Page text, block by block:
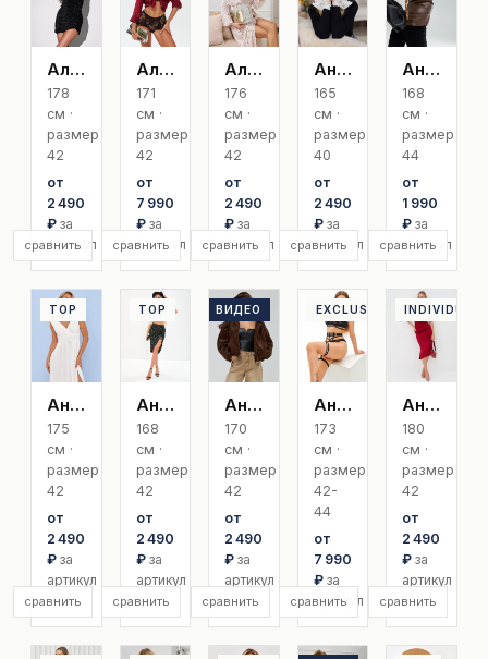
сравнить
Александра К
178
см ·
размер
42
от
2 490
₽ за
артикул
сравнить
Алена Exclusive
171
см ·
размер
42
от
7 990
₽ за
артикул
сравнить
Алина К
176
см ·
размер
42
от
2 490
₽за
артикул
сравнить
Анастасия
165
см ·
размер
40
от
2 490
₽ за
артикул
сравнить
Анастасия Ам
168
см ·
размер
44
от
1 990
₽за
артикул
сравнить
TOP
Анастасия З
175
см ·
размер
42
от
2 490
₽ за
артикул
сравнить
TOP
Анастасия Т
168
см ·
размер
42
от
2 490
₽ за
артикул
сравнить
TOP
ВИДЕО
Анжелика
170
см ·
размер
42
от
2 490
₽за
артикул
сравнить
EXCLUSIVE
Анжелика | Exclusive
173
см ·
размер
42-
44
от
7 990
₽ за
артикул
сравнить
INDIVIDUAL
Анна
180
см ·
размер
42
от
2 490
₽за
артикул